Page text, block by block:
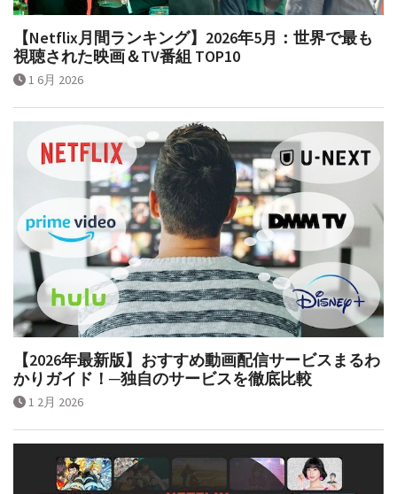
【Netflix月間ランキング】2026年5月：世界で最も
視聴された映画＆TV番組 TOP10
1 6月 2026
【2026年最新版】おすすめ動画配信サービスまるわ
かりガイド！─独自のサービスを徹底比較
1 2月 2026